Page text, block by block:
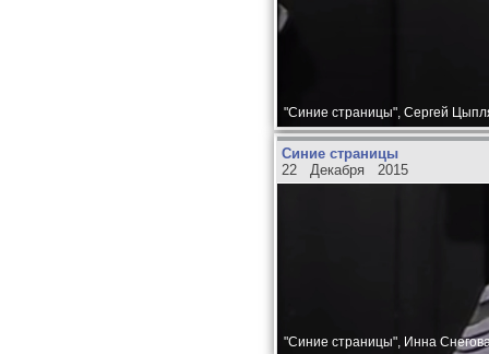
"Синие страницы", Сергей
Синие страницы
22 Декабря 2015
"Синие страницы", Инна